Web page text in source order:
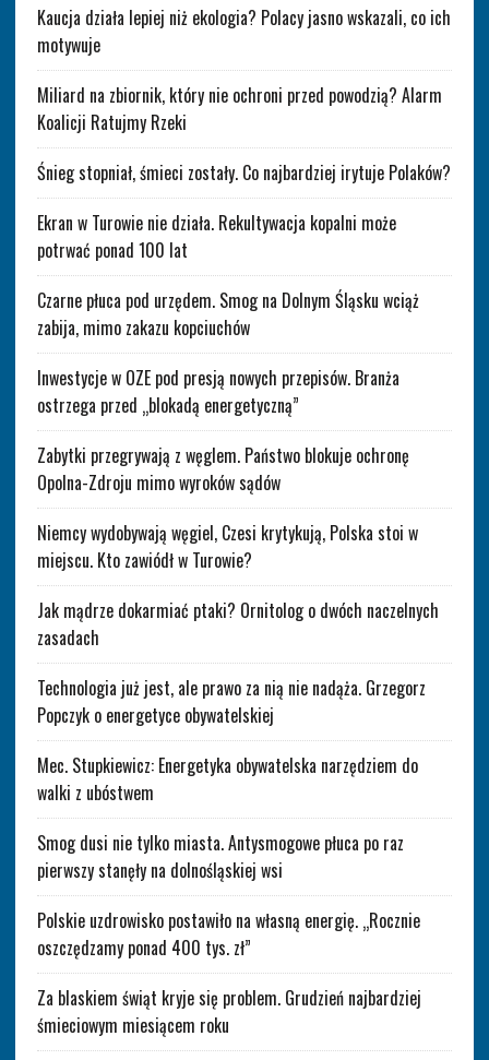
Kaucja działa lepiej niż ekologia? Polacy jasno wskazali, co ich
motywuje
Miliard na zbiornik, który nie ochroni przed powodzią? Alarm
Koalicji Ratujmy Rzeki
Śnieg stopniał, śmieci zostały. Co najbardziej irytuje Polaków?
Ekran w Turowie nie działa. Rekultywacja kopalni może
potrwać ponad 100 lat
Czarne płuca pod urzędem. Smog na Dolnym Śląsku wciąż
zabija, mimo zakazu kopciuchów
Inwestycje w OZE pod presją nowych przepisów. Branża
ostrzega przed „blokadą energetyczną”
Zabytki przegrywają z węglem. Państwo blokuje ochronę
Opolna-Zdroju mimo wyroków sądów
Niemcy wydobywają węgiel, Czesi krytykują, Polska stoi w
miejscu. Kto zawiódł w Turowie?
Jak mądrze dokarmiać ptaki? Ornitolog o dwóch naczelnych
zasadach
Technologia już jest, ale prawo za nią nie nadąża. Grzegorz
Popczyk o energetyce obywatelskiej
Mec. Stupkiewicz: Energetyka obywatelska narzędziem do
walki z ubóstwem
Smog dusi nie tylko miasta. Antysmogowe płuca po raz
pierwszy stanęły na dolnośląskiej wsi
Polskie uzdrowisko postawiło na własną energię. „Rocznie
oszczędzamy ponad 400 tys. zł”
Za blaskiem świąt kryje się problem. Grudzień najbardziej
śmieciowym miesiącem roku